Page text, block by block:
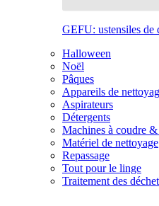
GEFU: ustensiles de
Halloween
Noël
Pâques
Appareils de
Aspirateurs
Détergents
Machines à coudre
Matériel de nettoyage
Repassage
Tout pour le linge
Traitement des